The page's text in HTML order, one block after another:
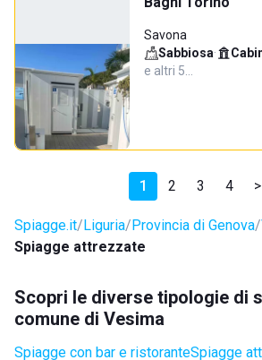
Savona
Sabbiosa·
e altri 5…
1 2 3 4 >
Spiagge.it Liguria Provincia di Genova
Spiagge attrezzate
Scopri le diverse tipologie di
comune di Vesima
Spiagge con bar e ristoranteSpiagge